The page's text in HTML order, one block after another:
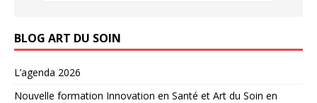
BLOG ART DU SOIN
L’agenda 2026
Nouvelle formation Innovation en Santé et Art du Soin en